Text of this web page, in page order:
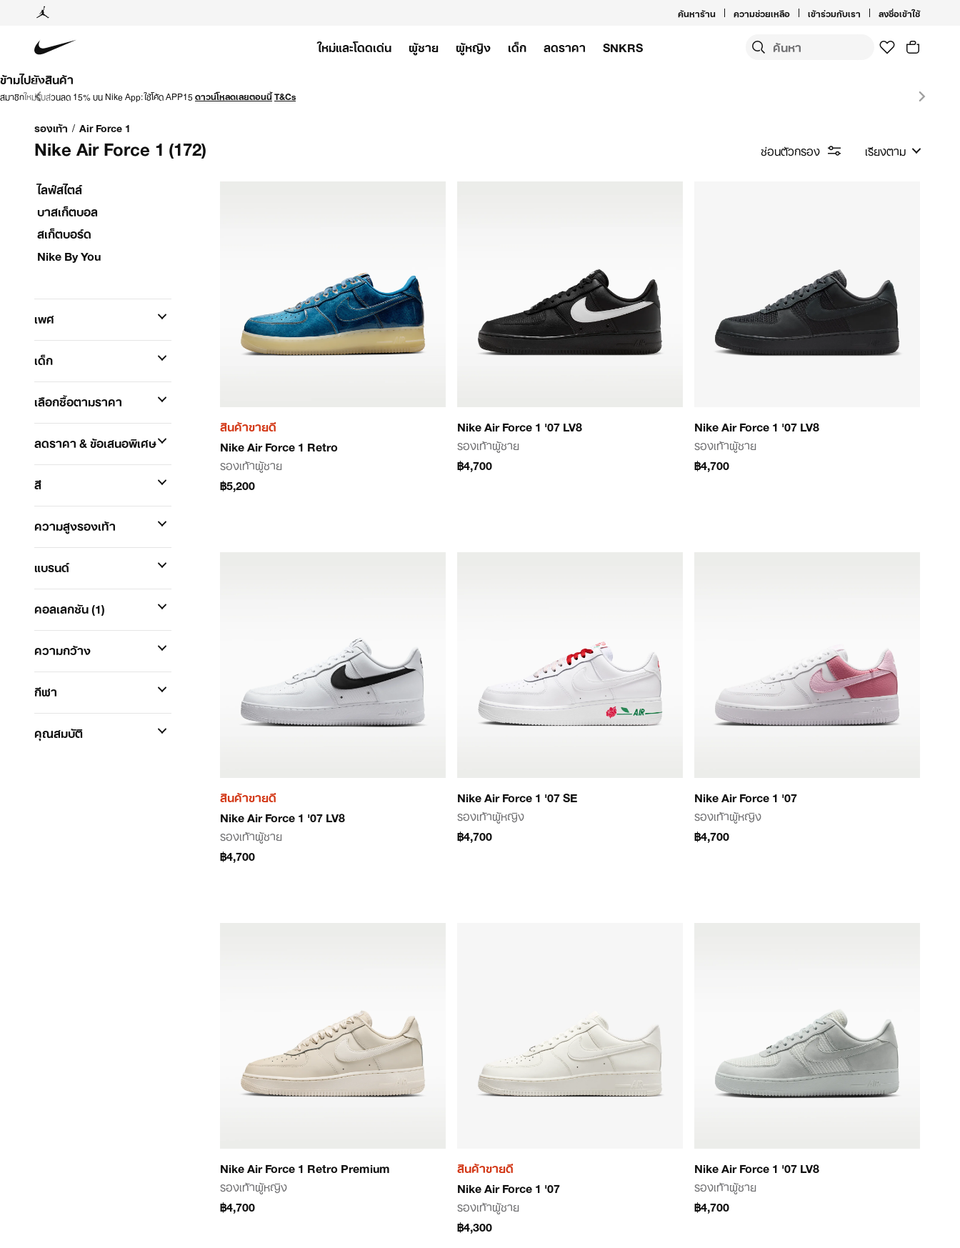
ค้นหาร้าน ความช่วยเหลือ เข้าร่วมกับเรา ลงชื่อเข้าใช้
ใหม่และโดดเด่น ผู้ชาย ผู้หญิง เด็ก ลดราคา
SNKRS
ข้ามไปยังสินค้า
สมาชิกใหม่รับส่วนลด 15% บน Nike App: ใช้โค้ด APP15ดาวน์โหลดเลยตอนนี้T&Cs
รองเท้า / Air Force 1
Nike Air Force 1 (172) ซ่อนตัวกรอง
เรียงตาม
ไลฟ์สไตล์
บาสเก็ตบอล
สเก็ตบอร์ด
Nike By You
เพศ
เด็ก
เลือกซื้อตามราคา
ลดราคา & ข้อเสนอพิเศษ
สี
ความสูงรองเท้า
แบรนด์
คอลเลกชัน(1)
ความกว้าง
กีฬา
คุณสมบัติ
สินค้าขายดี
Nike Air Force 1 Retro
รองเท้าผู้ชาย
฿5,200
Nike Air Force 1 '07 LV8
รองเท้าผู้ชาย
฿4,700
Nike Air Force 1 '07 LV8
รองเท้าผู้ชาย
฿4,700
สินค้าขายดี
Nike Air Force 1 '07 LV8
รองเท้าผู้ชาย
฿4,700
Nike Air Force 1 '07 SE
รองเท้าผู้หญิง
฿4,700
Nike Air Force 1 '07
รองเท้าผู้หญิง
฿4,700
Nike Air Force 1 Retro Premium
รองเท้าผู้หญิง
฿4,700
สินค้าขายดี
Nike Air Force 1 '07
รองเท้าผู้ชาย
฿4,300
Nike Air Force 1 '07 LV8
รองเท้าผู้ชาย
฿4,700